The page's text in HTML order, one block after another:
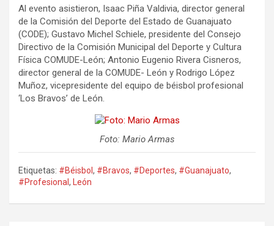
Al evento asistieron, Isaac Piña Valdivia, director general
de la Comisión del Deporte del Estado de Guanajuato
(CODE); Gustavo Michel Schiele, presidente del Consejo
Directivo de la Comisión Municipal del Deporte y Cultura
Física COMUDE-León; Antonio Eugenio Rivera Cisneros,
director general de la COMUDE- León y Rodrigo López
Muñoz, vicepresidente del equipo de béisbol profesional
‘Los Bravos’ de León.
Foto: Mario Armas
Etiquetas: #Béisbol , #Bravos, #Deportes, #Guanajuato,
#Profesional, León